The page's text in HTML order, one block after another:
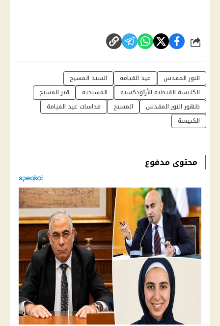
شارك
النور المقدس عيد القيامه
السيد المسيح
الكنيسة القبطية الأرثوذكسية
المسيحية
قبر المسيح
ظهور النور المقدس
المسيح
قداسات عيد القيامة
الكنيسة
محتوى مدفوع